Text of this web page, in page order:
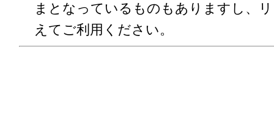
まとなっているものもありますし、
えてご利用ください。